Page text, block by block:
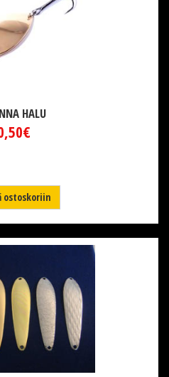
HALU
ostoskoriin